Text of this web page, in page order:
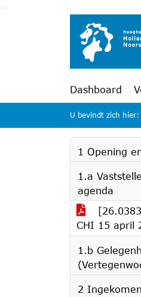
Ga naar de inhoud van deze
Ga naar het zoeken
Ga naar het menu
Dashboard
U bevindt zich hier:
1 Opening
1.a
agenda
CHI 15 april
1.b
2